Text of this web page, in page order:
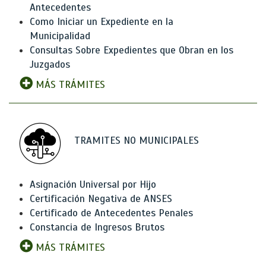
Antecedentes
Como Iniciar un Expediente en la
Municipalidad
Consultas Sobre Expedientes que Obran en los
Juzgados
MÁS TRÁMITES
TRAMITES NO MUNICIPALES
Asignación Universal por Hijo
Certificación Negativa de ANSES
Certificado de Antecedentes Penales
Constancia de Ingresos Brutos
MÁS TRÁMITES